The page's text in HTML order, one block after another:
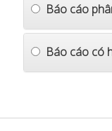
Báo cáo
Báo cáo có